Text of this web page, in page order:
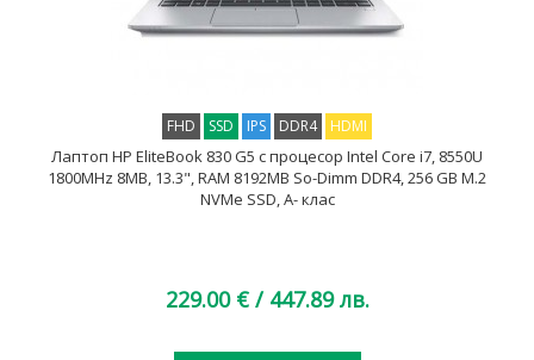
FHD SSD IPS DDR4 HDMI
Лаптоп HP EliteBook 830 G5 с процесор Intel Core i7, 8550U
1800MHz 8MB, 13.3", RAM 8192MB So-Dimm DDR4, 256 GB M.2
NVMe SSD, A- клас
229.00 € / 447.89 лв.